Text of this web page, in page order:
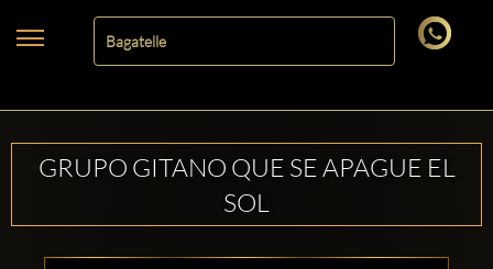
GRUPO GITANO QUE SE APAGUE EL
SOL